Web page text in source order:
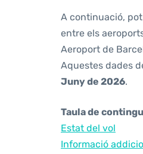
A continuació,
entre els
Aeroport de
Aquestes dades
Juny de 2026.
Taula de
Estat del vol
Informació